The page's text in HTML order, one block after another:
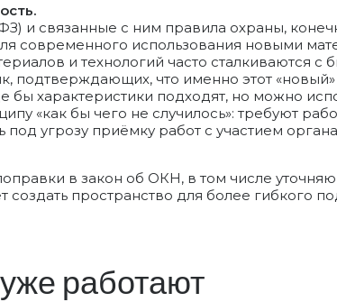
и связанные с ним правила охраны,
современного использования новыми
и технологий часто сталкиваются с
подтверждающих, что именно этот
характеристики подходят, но можно
«как бы чего не случилось»: требуют
угрозу приёмку работ с участием
в закон об ОКН, в том числе
создать пространство для более гибкого
работают